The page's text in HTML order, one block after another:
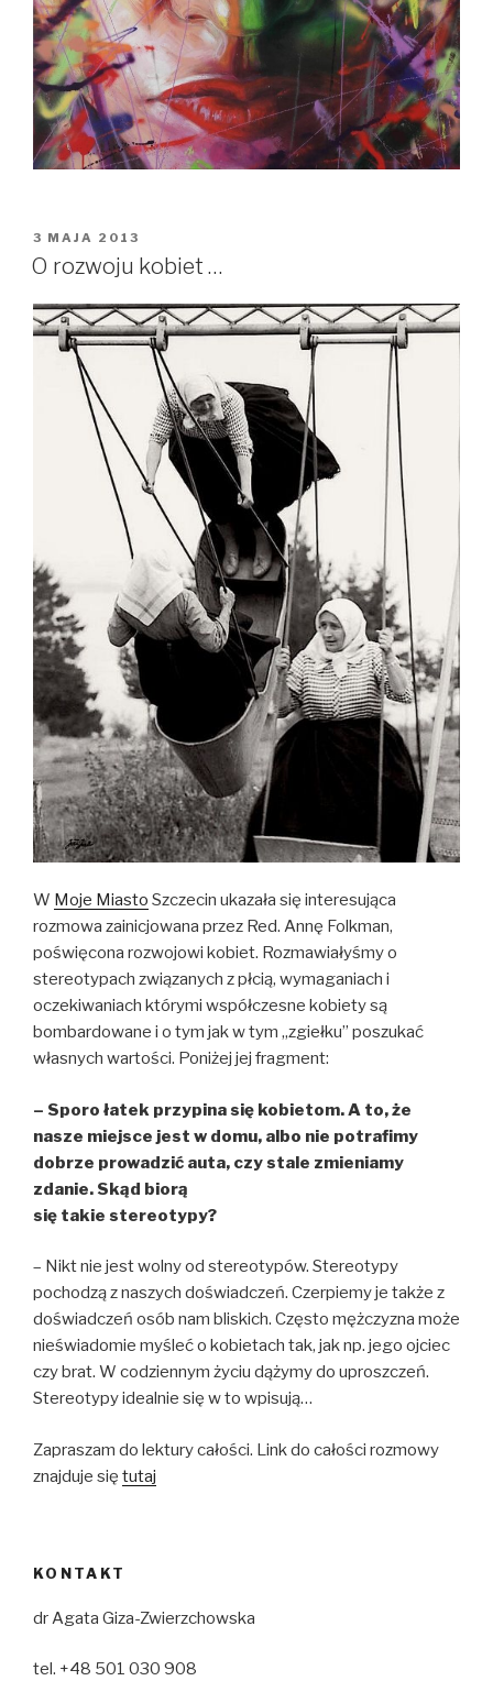
OPUBLIKOWANE
W
3 MAJA 2013
O rozwoju kobiet …
W Moje Miasto Szczecin ukazała się interesująca
rozmowa zainicjowana przez Red. Annę Folkman,
poświęcona rozwojowi kobiet. Rozmawiałyśmy o
stereotypach związanych z płcią, wymaganiach i
oczekiwaniach którymi współczesne kobiety są
bombardowane i o tym jak w tym „zgiełku” poszukać
własnych wartości. Poniżej jej fragment:
– Sporo łatek przypina się kobietom. A to, że
nasze miejsce jest w domu, albo nie potrafimy
dobrze prowadzić auta, czy stale zmieniamy
zdanie. Skąd biorą
się takie stereotypy?
– Nikt nie jest wolny od stereotypów. Stereotypy
pochodzą z naszych doświadczeń. Czerpiemy je także z
doświadczeń osób nam bliskich. Często mężczyzna może
nieświadomie myśleć o kobietach tak, jak np. jego ojciec
czy brat. W codziennym życiu dążymy do uproszczeń.
Stereotypy idealnie się w to wpisują…
Zapraszam do lektury całości. Link do całości rozmowy
znajduje się tutaj
KONTAKT
dr Agata Giza-Zwierzchowska
tel. +48 501 030 908